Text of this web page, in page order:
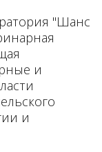
"Шанс
и
и